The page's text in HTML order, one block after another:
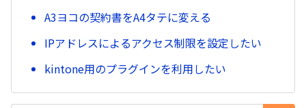
A3ヨコの契約書をA4タテに変える
IPアドレスによるアクセス制限を設定したい
kintone用のプラグインを利用したい